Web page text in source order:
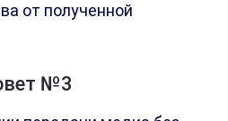
от полученной
№3